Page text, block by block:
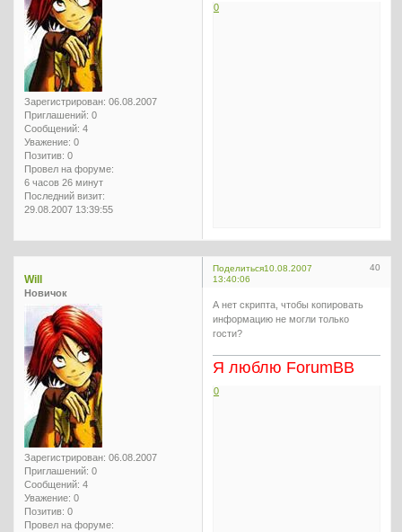
Зарегистрирован: 06.08.2007
Приглашений: 0
Сообщений: 4
Уважение: 0
Позитив: 0
Провел на форуме:
6 часов 26 минут
Последний визит:
29.08.2007 13:39:55
0
Поделиться 40
10.08.2007
13:40:06
Will
Новичок
Зарегистрирован: 06.08.2007
Приглашений: 0
Сообщений: 4
Уважение: 0
Позитив: 0
Провел на форуме:
А нет скрипта, чтобы копировать
информацию не могли только
гости?
Я люблю ForumBB
0